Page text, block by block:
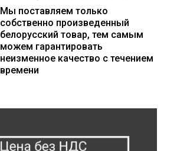
Мы поставляем только
собственно произведенный
белорусский товар, тем самым
можем гарантировать
неизменное качество с течением
времени